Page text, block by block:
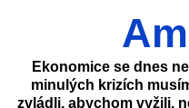
Ekonomice se dnes
minulých krizích
zvládli, abychom vyžili,